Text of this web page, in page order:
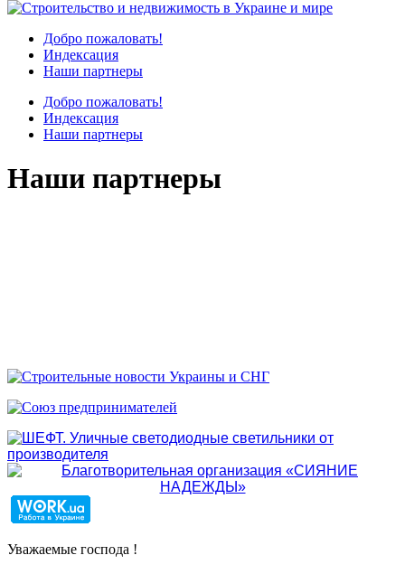
Добро пожаловать!
Индексация
Наши партнеры
Добро пожаловать!
Индексация
Наши партнеры
Наши партнеры
Уважаемые господа !